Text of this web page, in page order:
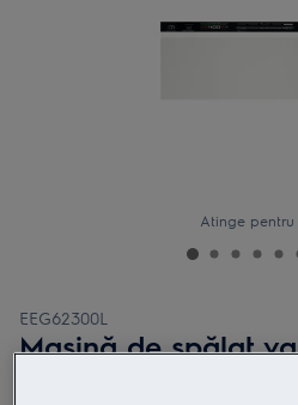
Atinge pentru
EEG62300L
Mașină de spălat
încorporabilă slim